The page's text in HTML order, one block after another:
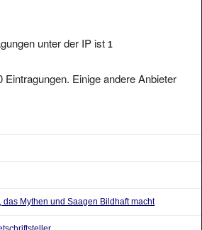
unter der IP ist 1
Einige andere Anbieter
das Mythen und Saagen Bildhaft macht